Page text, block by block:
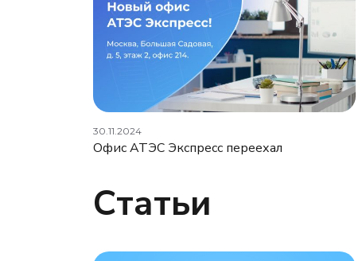
30.11.2024
Офис АТЭС Экспресс переехал
Статьи